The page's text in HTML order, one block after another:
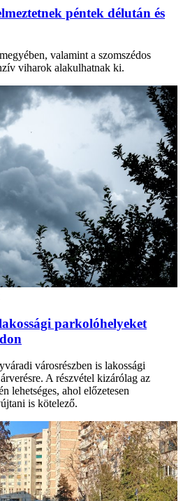
péntek délután és
valamint a szomszédos
viharok alakulhatnak ki.
parkolóhelyeket
városrészben is lakossági
A részvétel kizárólag az
lehetséges, ahol előzetesen
is kötelező.